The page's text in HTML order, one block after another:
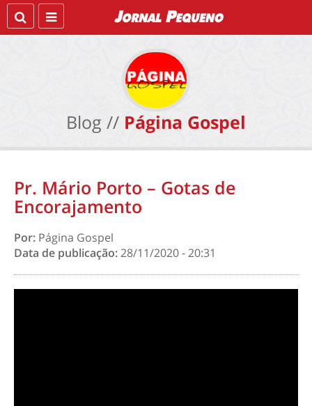
Blog // Página Gospel
Pr. Mário Porto – Gotas de
Encorajamento
Por: Página Gospel
Data de publicação:28/11/2020 - 20:31